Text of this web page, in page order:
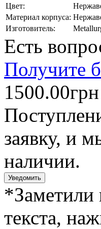
Цвет:
Материал корпуса:
Изготовитель:
Есть
Получите
1500.00грн
заявку, и
наличии.
Уведомить
*Заметили
текста,